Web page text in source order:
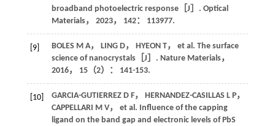
broadband photoelectric response［J］. Optical
Materials， 2023， 142： 113977.
[9] BOLES M A， LING D， HYEON T， et al. The surface
science of nanocrystals［J］. Nature Materials，
2016， 15（2）： 141-153.
[10] GARCIA-GUTIERREZ D F， HERNANDEZ-CASILLAS L P，
CAPPELLARI M V， et al. Influence of the capping
ligand on the band gap and electronic levels of PbS